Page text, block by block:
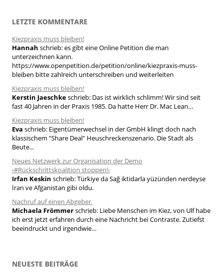
n
n
a
c
h
:
LETZTE KOMMENTARE
Kiezpraxis muss bleiben!
Hannah schrieb:es gibt eine Online Petition die man
unterzeichnen kann.
https://www.openpetition.de/petition/online/kiezpraxis-muss-
bleiben bitte zahlreich unterschreiben und weiterleiten
Kiezpraxis muss bleiben!
Kerstin Jaeschkeschrieb: Das ist wirklich schlimm! Wir sind seit
fast 40 Jahren in der Praxis 1985. Da hatte Herr Dr. Mac Lean…
Kiezpraxis muss bleiben!
Eva schrieb: Eigentümerwechsel in der GmbH klingt doch nach
klassischem "Share Deal" Heuschreckenszenario. Die Stadt als
Beute...
Neues Netzwerk zur Organisation der Demo
›#Rückschrittskoalition stoppen!‹
Irfan Keskin schrieb:Türkiye da Sağ iktidarla yüzünden nerdeyse
İran ve Afganistan gibi oldu.
Nachruf auf einen Abgeber
Michaela Frömmerschrieb: Liebe Menschen im Kiez, von Ulf habe
ich erst jetzt erfahren durch eine Nachricht bei Contraste. Zutiefst
beeindruckt und irgendwie…
NEUESTE BEITRÄGE